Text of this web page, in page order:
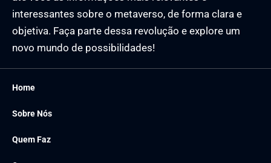
interessantes sobre o metaverso, de forma clara e
objetiva. Faça parte dessa revolução e explore um
novo mundo de possibilidades!
Home
Sobre Nós
Quem Faz